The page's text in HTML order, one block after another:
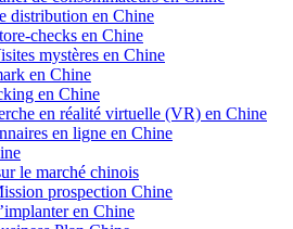
distribution en Chine
checks en Chine
mystères en Chine
en Chine
en Chine
en réalité virtuelle (VR) en Chine
en ligne en Chine
le marché chinois
prospection Chine
en Chine